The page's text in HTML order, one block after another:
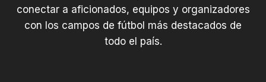
conectar a aficionados, equipos y organizadores
con los campos de fútbol más destacados de
todo el país.